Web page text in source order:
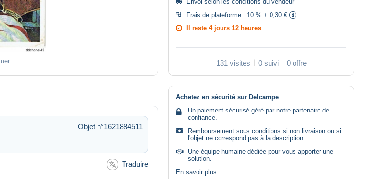
Envoi selon les conditions du vendeur
Frais de plateforme : 10 % + 0,30 €
Il reste 4 jours 12 heures
181 visites 0 suivi 0 offre
Objet n°1621884511
Traduire
Achetez en sécurité sur Delcampe
Un paiement sécurisé géré par notre partenaire de
confiance.
Remboursement sous conditions si non livraison ou si
l'objet ne correspond pas à la description.
Une équipe humaine dédiée pour vous apporter une
solution.
En savoir plus